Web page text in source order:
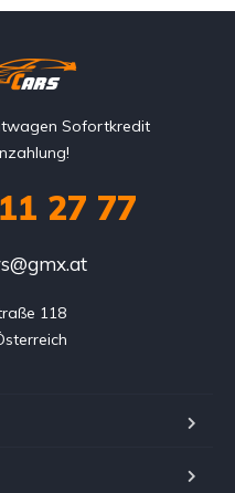
Sofortkredit
27 77
118